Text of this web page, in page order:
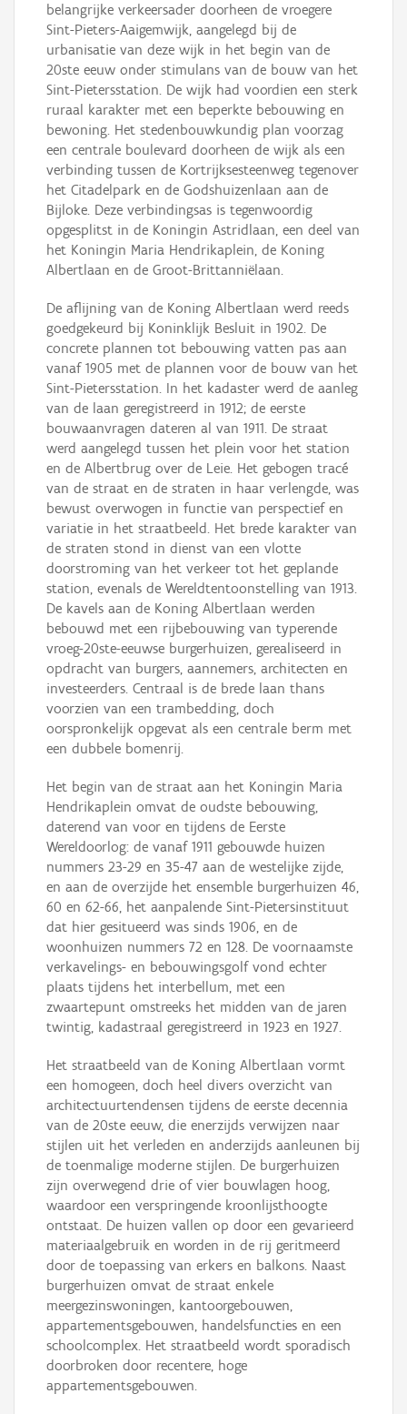
belangrijke verkeersader doorheen de vroegere
Sint-Pieters-Aaigemwijk, aangelegd bij de
urbanisatie van deze wijk in het begin van de
20ste eeuw onder stimulans van de bouw van het
Sint-Pietersstation. De wijk had voordien een sterk
ruraal karakter met een beperkte bebouwing en
bewoning. Het stedenbouwkundig plan voorzag
een centrale boulevard doorheen de wijk als een
verbinding tussen de Kortrijksesteenweg tegenover
het Citadelpark en de Godshuizenlaan aan de
Bijloke. Deze verbindingsas is tegenwoordig
opgesplitst in de Koningin Astridlaan, een deel van
het Koningin Maria Hendrikaplein, de Koning
Albertlaan en de Groot-Brittanniëlaan.
De aflijning van de Koning Albertlaan werd reeds
goedgekeurd bij Koninklijk Besluit in 1902. De
concrete plannen tot bebouwing vatten pas aan
vanaf 1905 met de plannen voor de bouw van het
Sint-Pietersstation. In het kadaster werd de aanleg
van de laan geregistreerd in 1912; de eerste
bouwaanvragen dateren al van 1911. De straat
werd aangelegd tussen het plein voor het station
en de Albertbrug over de Leie. Het gebogen tracé
van de straat en de straten in haar verlengde, was
bewust overwogen in functie van perspectief en
variatie in het straatbeeld. Het brede karakter van
de straten stond in dienst van een vlotte
doorstroming van het verkeer tot het geplande
station, evenals de Wereldtentoonstelling van 1913.
De kavels aan de Koning Albertlaan werden
bebouwd met een rijbebouwing van typerende
vroeg-20ste-eeuwse burgerhuizen, gerealiseerd in
opdracht van burgers, aannemers, architecten en
investeerders. Centraal is de brede laan thans
voorzien van een trambedding, doch
oorspronkelijk opgevat als een centrale berm met
een dubbele bomenrij.
Het begin van de straat aan het Koningin Maria
Hendrikaplein omvat de oudste bebouwing,
daterend van voor en tijdens de Eerste
Wereldoorlog: de vanaf 1911 gebouwde huizen
nummers 23-29 en 35-47 aan de westelijke zijde,
en aan de overzijde het ensemble burgerhuizen 46,
60 en 62-66, het aanpalende Sint-Pietersinstituut
dat hier gesitueerd was sinds 1906, en de
woonhuizen nummers 72 en 128. De voornaamste
verkavelings- en bebouwingsgolf vond echter
plaats tijdens het interbellum, met een
zwaartepunt omstreeks het midden van de jaren
twintig, kadastraal geregistreerd in 1923 en 1927.
Het straatbeeld van de Koning Albertlaan vormt
een homogeen, doch heel divers overzicht van
architectuurtendensen tijdens de eerste decennia
van de 20ste eeuw, die enerzijds verwijzen naar
stijlen uit het verleden en anderzijds aanleunen bij
de toenmalige moderne stijlen. De burgerhuizen
zijn overwegend drie of vier bouwlagen hoog,
waardoor een verspringende kroonlijsthoogte
ontstaat. De huizen vallen op door een gevarieerd
materiaalgebruik en worden in de rij geritmeerd
door de toepassing van erkers en balkons. Naast
burgerhuizen omvat de straat enkele
meergezinswoningen, kantoorgebouwen,
appartementsgebouwen, handelsfuncties en een
schoolcomplex. Het straatbeeld wordt sporadisch
doorbroken door recentere, hoge
appartementsgebouwen.